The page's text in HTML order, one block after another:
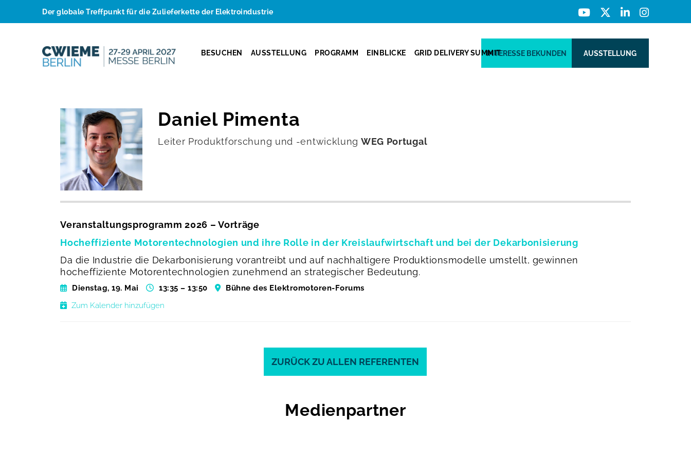
Der globale Treffpunkt für die Zulieferkette der Elektroindustrie
BESUCHEN AUSSTELLUNG PROGRAMM EINBLICKE GRID DELIVERY SUMMITINTERESSE BEKUNDEN AUSSTELLUNG
Daniel Pimenta
Leiter Produktforschung und -entwicklung WEG Portugal
Veranstaltungsprogramm 2026 – Vorträge
Hocheffiziente Motorentechnologien und ihre Rolle in der Kreislaufwirtschaft und bei der Dekarbonisierung
Da die Industrie die Dekarbonisierung vorantreibt und auf nachhaltigere Produktionsmodelle umstellt, gewinnen
hocheffiziente Motorentechnologien zunehmend an strategischer Bedeutung.
Dienstag, 19. Mai 13:35 – 13:50
Bühne des Elektromotoren-Forums
Zum Kalender hinzufügen
ZURÜCK ZU ALLEN REFERENTEN
Medienpartner